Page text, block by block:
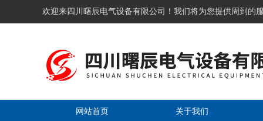
欢迎来四川曙辰电气设备有限公司！我们将为您提供周到的
网站首页 关于我们